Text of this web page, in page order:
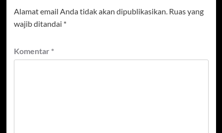
Alamat email Anda tidak akan dipublikasikan. Ruas yang
wajib ditandai *
Komentar *